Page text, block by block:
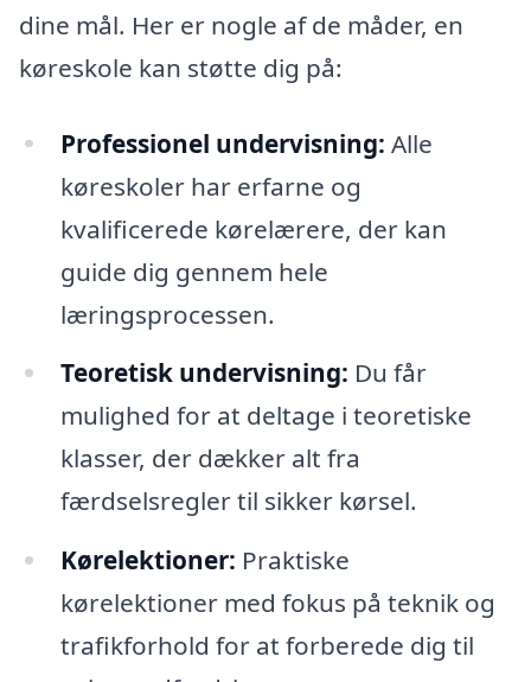
dine mål. Her er nogle af de måder, en
køreskole kan støtte dig på:
Professionel undervisning: Alle
køreskoler har erfarne og
kvalificerede kørelærere, der kan
guide dig gennem hele
læringsprocessen.
Teoretisk undervisning: Du får
mulighed for at deltage i teoretiske
klasser, der dækker alt fra
færdselsregler til sikker kørsel.
Kørelektioner: Praktiske
kørelektioner med fokus på teknik og
trafikforhold for at forberede dig til